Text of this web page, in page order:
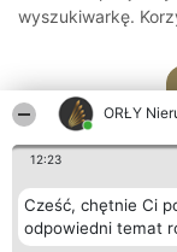
ORŁY
12:23
Cześć, chętnie Ci
odpowiedni temat
wyszukiwarkę.